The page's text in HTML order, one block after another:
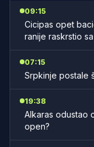
09:15
Cicipas opet
ranije raskrstio
07:15
Srpkinje postale
19:38
Alkaras odustao
open?